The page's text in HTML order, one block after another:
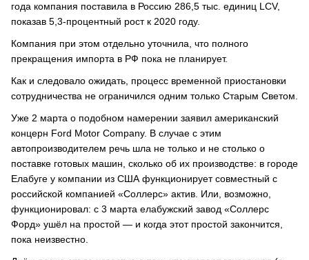
года компания поставила в Россию 286,5 тыс. единиц LCV,
показав 5,3-процентный рост к 2020 году.
Компания при этом отдельно уточнила, что полного
прекращения импорта в РФ пока не планирует.
Как и следовало ожидать, процесс временной приостановки
сотрудничества не ограничился одним только Старым Светом.
Уже 2 марта о подобном намерении заявил американский
концерн Ford Motor Company. В случае с этим
автопроизводителем речь шла не только и не столько о
поставке готовых машин, сколько об их производстве: в городе
Елабуге у компании из США функционирует совместный с
российской компанией «Соллерс» актив. Или, возможно,
функционировал: с 3 марта елабужский завод «Соллерс
Форд» ушёл на простой — и когда этот простой закончится,
пока неизвестно.